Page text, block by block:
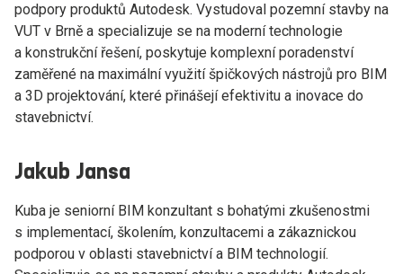
podpory produktů Autodesk. Vystudoval pozemní stavby na
VUT v Brně a specializuje se na moderní technologie
a konstrukční řešení, poskytuje komplexní poradenství
zaměřené na maximální využití špičkových nástrojů pro BIM
a 3D projektování, které přinášejí efektivitu a inovace do
stavebnictví.
Jakub Jansa
Kuba je seniorní BIM konzultant s bohatými zkušenostmi
s implementací, školením, konzultacemi a zákaznickou
podporou v oblasti stavebnictví a BIM technologií.